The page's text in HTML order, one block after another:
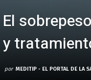
El
y
por MEDITIP - EL PORTAL DE LA